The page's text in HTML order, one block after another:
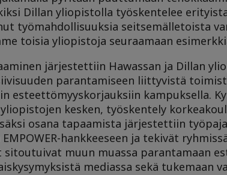
Dillan yliopistolla työskentelee
työmahdollisuuksia seitsemälletoista
toisia yliopistoja seuraamaan
järjestettiin Hawassan ja Dillan
parantamiseen liittyvistä
esteettömyyskorjauksiin kampuksella.
kesken, työskentely
osana tapaamista järjestettiin
hankkeeseen ja tekivät
sitoutuivat muun muassa parantamaan
mediassa sekä tukemaan